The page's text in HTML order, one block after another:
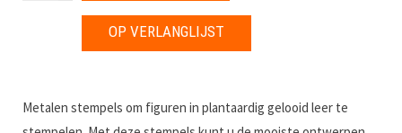
OP VERLANGLIJST
Metalen stempels om figuren in plantaardig gelooid leer te